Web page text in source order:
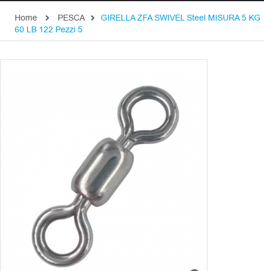
Home PESCA
GIRELLA ZFA SWIVEL Steel MISURA 5 KG
60 LB 122 Pezzi 5